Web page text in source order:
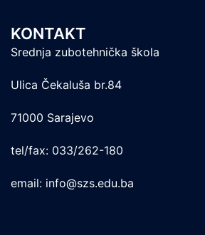
KONTAKT
Srednja zubotehnička škola
Ulica Čekaluša br.84
71000 Sarajevo
tel/fax: 033/262-180
email: info@szs.edu.ba